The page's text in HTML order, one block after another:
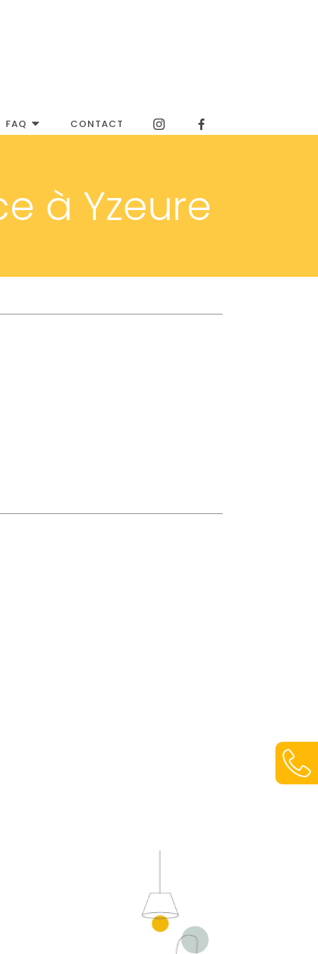
FAQ CONTACT
à Yzeure